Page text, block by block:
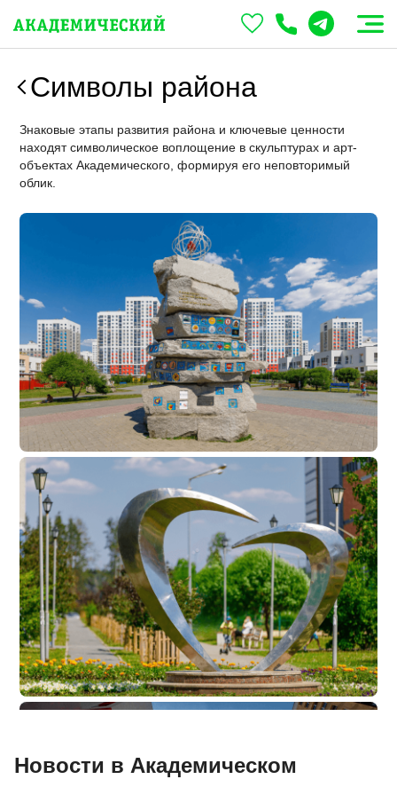
Символы района
Знаковые этапы развития района и ключевые ценности
находят символическое воплощение в скульптурах и арт-
объектах Академического, формируя его неповторимый
облик.
Новости в Академическом